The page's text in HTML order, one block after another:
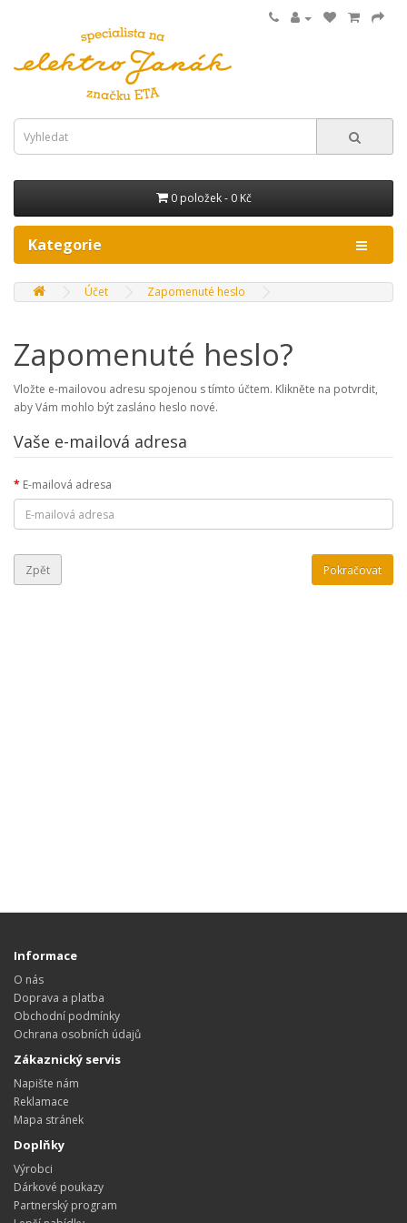
0 položek - 0 Kč
Kategorie
Účet Zapomenuté heslo
Zapomenuté heslo?
Vložte e-mailovou adresu spojenou s tímto účtem. Klikněte na potvrdit,
aby Vám mohlo být zasláno heslo nové.
Vaše e-mailová adresa
E-mailová adresa
Zpět
Informace
O nás
Doprava a platba
Obchodní podmínky
Ochrana osobních údajů
Zákaznický servis
Napište nám
Reklamace
Mapa stránek
Doplňky
Výrobci
Dárkové poukazy
Partnerský program